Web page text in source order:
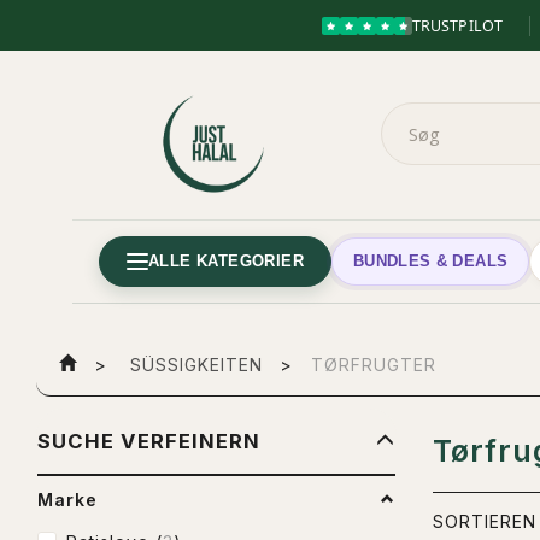
TRUSTPILOT
ALLE KATEGORIER BUNDLES & DEALS
SÜSSIGKEITEN TØRFRUGTER
SUCHE VERFEINERN
Marke